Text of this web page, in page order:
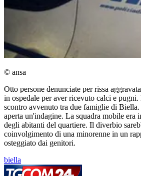
© ansa
Otto persone denunciate per rissa
in ospedale per aver ricevuto calci e
scontro avvenuto tra due famiglie di Biella.
aperta un'indagine. La squadra mobile era
degli abitanti del quartiere. Il diverbio
coinvolgimento di una minorenne in un
osteggiato dai genitori.
biella